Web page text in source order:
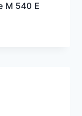
M 540 E